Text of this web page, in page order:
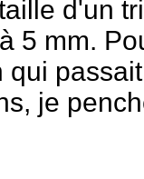
d'un
5 mm.
qui
je